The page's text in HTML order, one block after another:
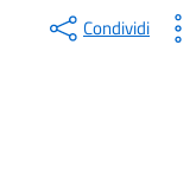
Condividi